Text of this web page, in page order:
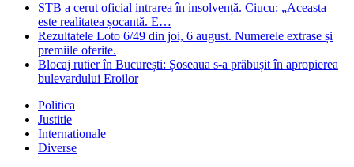
STB a cerut oficial intrarea în insolvență. Ciucu: „Aceasta
este realitatea șocantă. E…
Rezultatele Loto 6/49 din joi, 6 august. Numerele extrase și
premiile oferite.
Blocaj rutier în București: Șoseaua s-a prăbușit în apropierea
bulevardului Eroilor
Politica
Justitie
Internationale
Diverse